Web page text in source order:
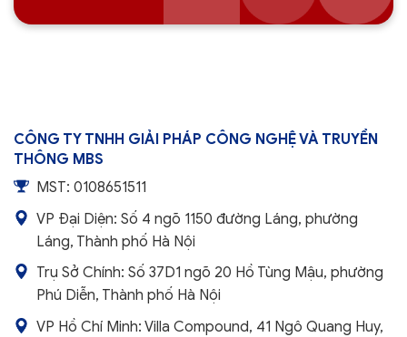
CÔNG TY TNHH GIẢI PHÁP CÔNG NGHỆ VÀ TRUYỀN
THÔNG MBS
MST: 0108651511
VP Đại Diện: Số 4 ngõ 1150 đường Láng, phường
Láng, Thành phố Hà Nội
Trụ Sở Chính: Số 37D1 ngõ 20 Hồ Tùng Mậu, phường
Phú Diễn, Thành phố Hà Nội
VP Hồ Chí Minh: Villa Compound, 41 Ngô Quang Huy,